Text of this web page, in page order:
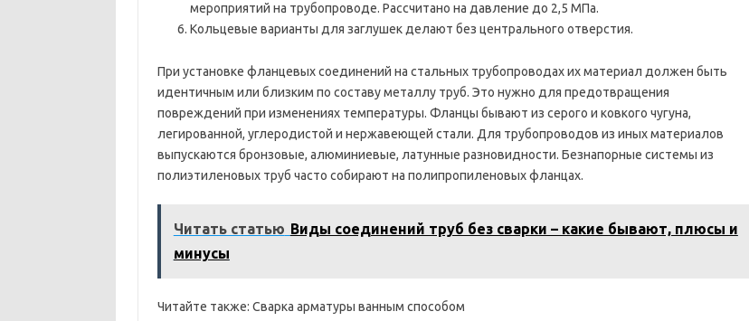
мероприятий на трубопроводе. Рассчитано на давление до 2,5 МПа.
Кольцевые варианты для заглушек делают без центрального отверстия.
При установке фланцевых соединений на стальных трубопроводах их материал должен быть
идентичным или близким по составу металлу труб. Это нужно для предотвращения
повреждений при изменениях температуры. Фланцы бывают из серого и ковкого чугуна,
легированной, углеродистой и нержавеющей стали. Для трубопроводов из иных материалов
выпускаются бронзовые, алюминиевые, латунные разновидности. Безнапорные системы из
полиэтиленовых труб часто собирают на полипропиленовых фланцах.
Читать статью Виды соединений труб без сварки – какие бывают, плюсы и
минусы
Читайте также: Сварка арматуры ванным способом